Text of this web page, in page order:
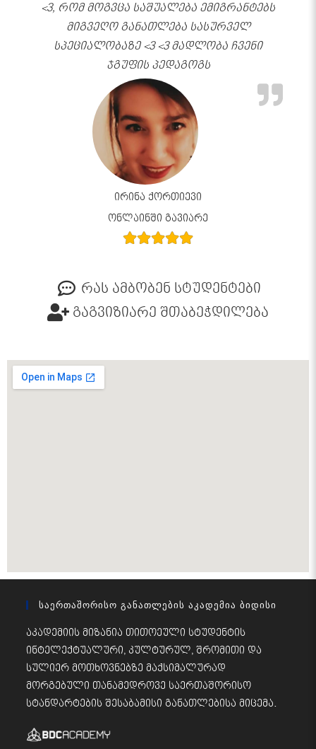
<3, რომ მოგვცა საშუალება ემიგრანტებს
მიგვეღო განათლება სასურველ
სპეციალობაზე <3 <3 მადლობა ჩვენი
ჯგუფის პედაგოგს
ირინა ქორთიევი
ონლაინში გავიარე
რას ამბობენ სტუდენტები
გაგვიზიარე შთაბეჭდილება
Საერთაშორისო Განათლების Აკადემია Ბიდისი
აკადემიის მიზანია თითოეული სტუდენტის
ინტელექტუალური, კულტურულ, შრომითი და
სულიერ მოთხოვნებზე მაქსიმალურად
მორგებული თანამედროვე საერთაშორისო
სტანდარტების შესაბამისი განათლებისა მიცემა.